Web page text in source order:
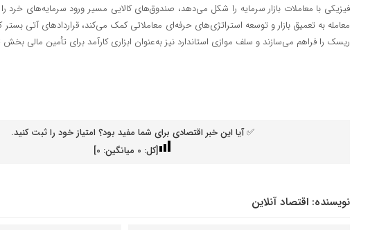
فیزیکی با معاملات بازار سرمایه را شکل می‌دهد، صندوق‌های کالایی مسیر ورود سرمایه‌های خرد را
معامله به تعمیق بازار و توسعه استراتژی‌های حرفه‌ای معاملاتی کمک می‌کند، قراردادهای آتی
ریسک را فراهم می‌سازند و سلف موازی استاندارد نیز به‌عنوان ابزاری کارآمد برای تأمین مالی
✅ آیا این خبر اقتصادی برای شما مفید بود؟ امتیاز خود را ثبت کنید.
[کل: 0 میانگین: 0
]
نویسنده: اقتصاد آنلاین